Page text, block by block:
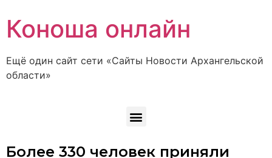
Коноша онлайн
Ещё один сайт сети «Сайты Новости Архангельской
области»
Более 330 человек приняли